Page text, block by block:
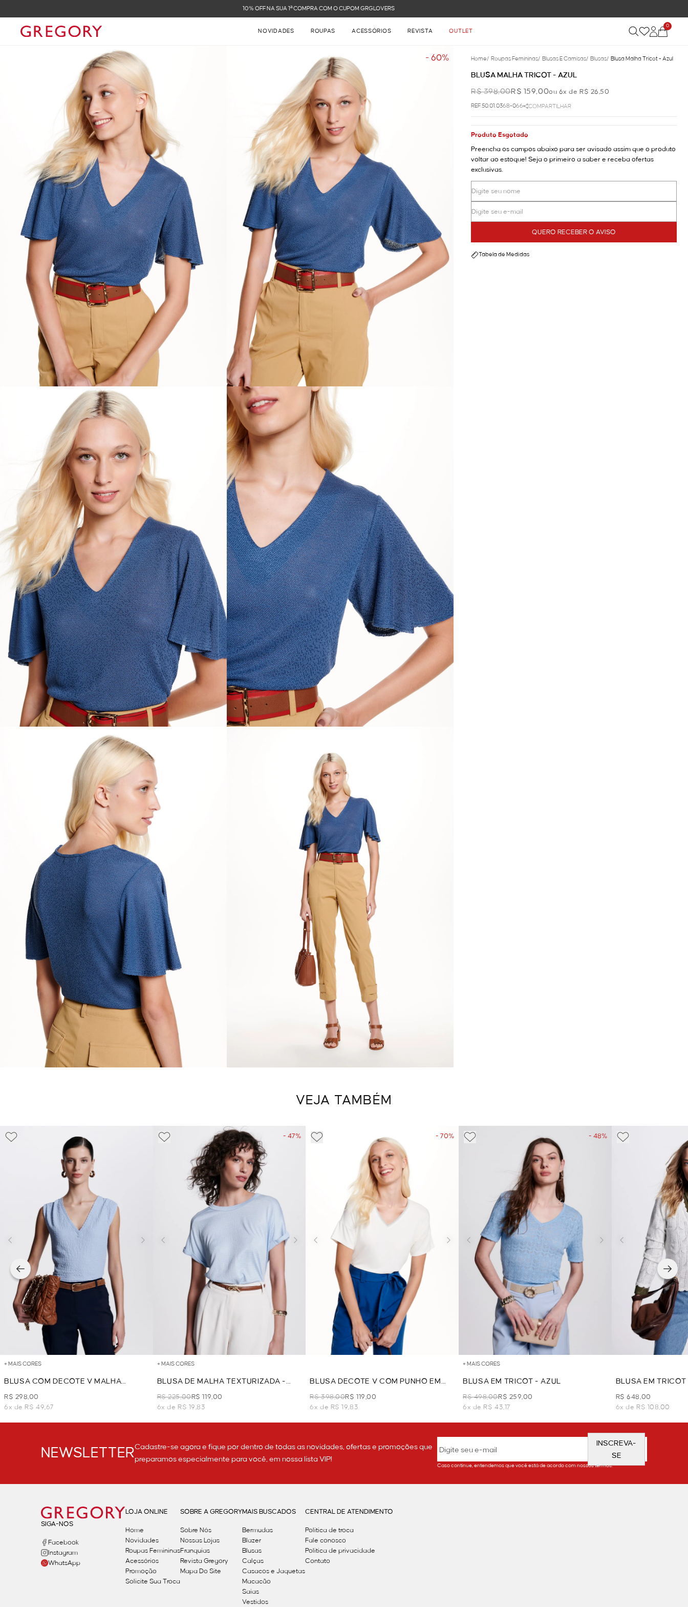
FRETE GRÁTIS NAS COMPRAS ACIMA DE R$ 899
NOVIDADES ROUPAS ACESSÓRIOS REVISTA OUTLET
0
- 60% Home/ Roupas Femininas/ Blusas E Camisas/ Blusas/ Blusa Malha Tricot - Azul
BLUSA MALHA TRICOT - AZUL
R$ 398,00R$ 159,00ou 6x de R$ 26,50
REF.50.01.0368-066 COMPARTILHAR
Produto Esgotado
Preencha os campos abaixo para ser avisado assim que o produto
voltar ao estoque! Seja o primeiro a saber e receba ofertas
exclusivas.
QUERO RECEBER O AVISO
Tabela de Medidas
VEJA TAMBÉM
+ MAIS CORES
BLUSA COM DECOTE V MALHA
TEXTURIZADA - AZUL CLARO
R$ 298,00
6x de R$ 49,67
- 47%
+ MAIS CORES
BLUSA DE MALHA TEXTURIZADA -
AZUL CLARO
R$ 225,00R$ 119,00
6x de R$ 19,83
- 70%
BLUSA DECOTE V COM PUNHO EM
MALHA TRICOT - OFF WHITE
R$ 398,00R$ 119,00
6x de R$ 19,83
- 48%
+ MAIS CORES
BLUSA EM TRICOT - AZUL
R$ 498,00R$ 259,00
6x de R$ 43,17
BLUSA EM
TRICOT - OFF
R$ 648,00
6x de R$ 108,00
NEWSLETTERCadastre-se agora e fique por dentro de todas as novidades, ofertas e promoções que
preparamos especialmente para você, em nossa lista VIP!
INSCREVA-
SE
Caso continue, entendemos que você está de acordo com nossos termos.
SIGA-NOS
Facebook
Instagram
WhatsApp
LOJA ONLINE
Home
Novidades
Roupas Femininas
Acessórios
Promoção
Solicite Sua Troca
SOBRE A GREGORY
Sobre Nós
Nossas Lojas
Franquias
Revista Gregory
Mapa Do Site
MAIS BUSCADOS
Bermudas
Blazer
Blusas
Calças
Casacos e Jaquetas
Macacão
Saias
Vestidos
CENTRAL DE ATENDIMENTO
Política de troca
Fale conosco
Politica de privacidade
Contato